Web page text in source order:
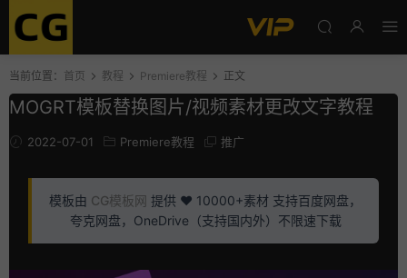
当前位置： 首页 教程 Premiere教程 正文
MOGRT模板替换图片/视频素材更改文字教程
2022-07-01 Premiere教程 推广
模板由 CG模板网 提供 ❤️ 10000+素材 支持百度网盘，
夸克网盘，OneDrive（支持国内外）不限速下载